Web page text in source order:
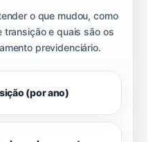
o que mudou, como
transição e quais são os
previdenciário.
(por ano)